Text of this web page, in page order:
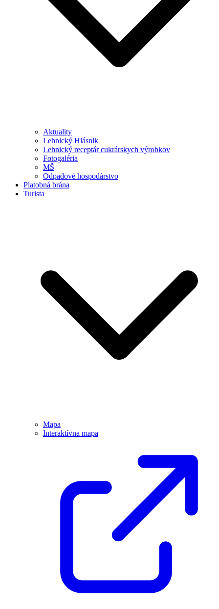
Aktuality
Lehnický Hlásnik
Lehnický receptár cukrárskych výrobkov
Fotogaléria
MŠ
Odpadové hospodárstvo
Platobná brána
Turista
Mapa
Interaktívna mapa